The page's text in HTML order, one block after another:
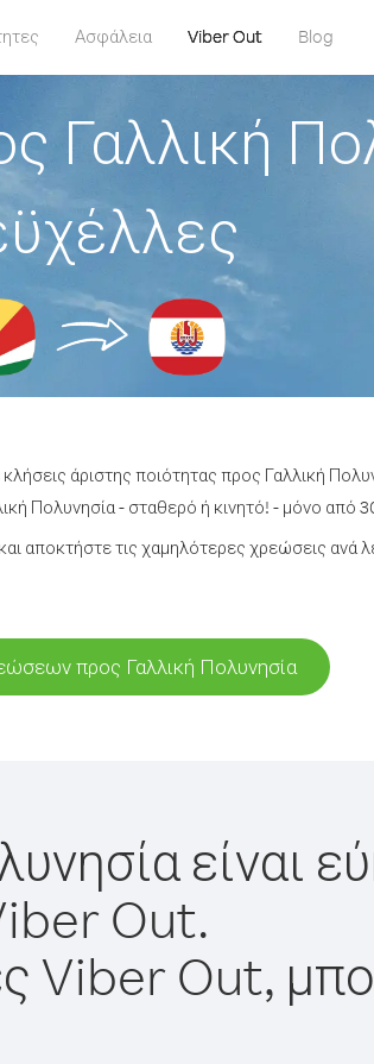
Ασφάλεια Viber Out Blog
Γαλλική
άριστης ποιότητας προς Γαλλική
Πολυνησία - σταθερό ή κινητό! - μόνο από
αποκτήστε τις χαμηλότερες χρεώσεις ανά
προς Γαλλική Πολυνησία
είναι
Out.
Viber Out,